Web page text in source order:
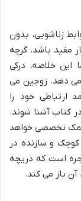
زناشویی، بدون
مفید باشد. گرچه
این خلاصه، درکی
می دهد. زوجین می
ارتباطی خود را
کتاب آشنا شوند.
کمک تخصصی خواهد
کوچک و سازنده در
است که دریچه
باز می کند.